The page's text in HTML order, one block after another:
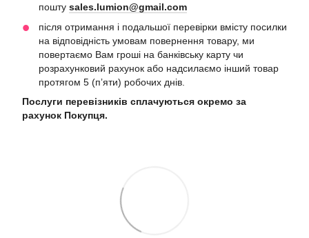
пошту sales.lumion@gmail.com
після отримання і подальшої перевірки вмісту посилки
на відповідність умовам повернення товару, ми
повертаємо Вам гроші на банківську карту чи
розрахунковий рахунок або надсилаємо інший товар
протягом 5 (пʼяти) робочих днів.
Послуги перевізників сплачуються окремо за
рахунок Покупця.